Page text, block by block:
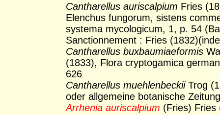
Cantharellus auriscalpium Fries
Elenchus fungorum, sistens
systema mycologicum, 1, p. 54
Sanctionnement : Fries
Cantharellus buxbaumiaeformis
(1833), Flora cryptogamica
626
Cantharellus muehlenbeckiiTrog
oder allgemeine botanische
Arrhenia auriscalpium (Fries) Fries